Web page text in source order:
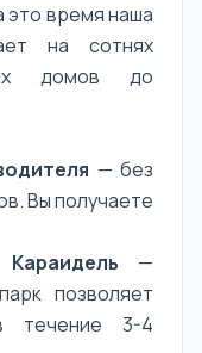
это время наша
на сотнях
домов до
— без
Вы получаете
—
позволяет
течение 3-4